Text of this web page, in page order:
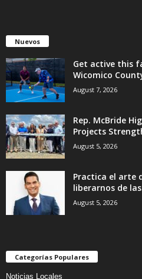
Nuevos
Get active this
Wicomico
August 7, 2026
Rep. McBride
Projects
August 5, 2026
Practica el arte
liberarnos de
August 5, 2026
Categorías Populares
Noticias Locales